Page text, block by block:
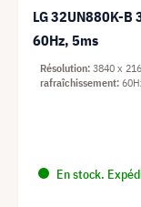
LG 32UN880K-B
60Hz, 5ms
En stock.
Résolution 3840 x
rafraîchissement